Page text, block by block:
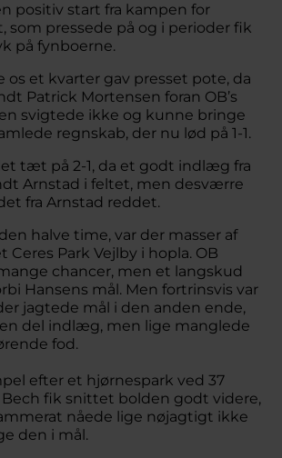
positiv start fra kampen for
som pressede på og i perioder fik
på fynboerne.
os et kvarter gav presset pote, da
Patrick Mortensen foran OB’s
svigtede ikke og kunne bringe
regnskab, der nu lød på 1-1.
tæt på 2-1, da et godt indlæg fra
Arnstad i feltet, men desværre
fra Arnstad reddet.
halve time, var der masser af
Park Vejlby i hopla. OB
chancer, men et langskud
Hansens mål. Men fortrinsvis var
jagtede mål i den anden ende,
del indlæg, men lige manglede
fod.
efter et hjørnespark ved 37
fik snittet bolden godt videre,
nåede lige nøjagtigt ikke
den i mål.